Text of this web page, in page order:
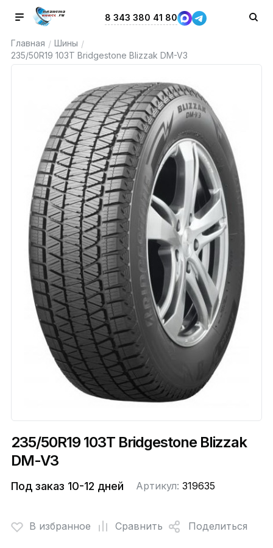
8 343 380 41 80
Главная / Шины /
235/50R19 103T Bridgestone Blizzak DM-V3
235/50R19 103T Bridgestone Blizzak
DM-V3
Под заказ 10-12 дней Артикул: 319635
В избранное Сравнить Поделиться